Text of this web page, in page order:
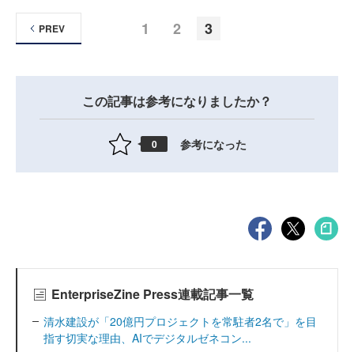
1 2 3
PREV
この記事は参考になりましたか？
0 参考になった
EnterpriseZine Press連載記事一覧
清水建設が「20億円プロジェクトを常駐者2名で」を目
指す切実な理由、AIでデジタルゼネコン...